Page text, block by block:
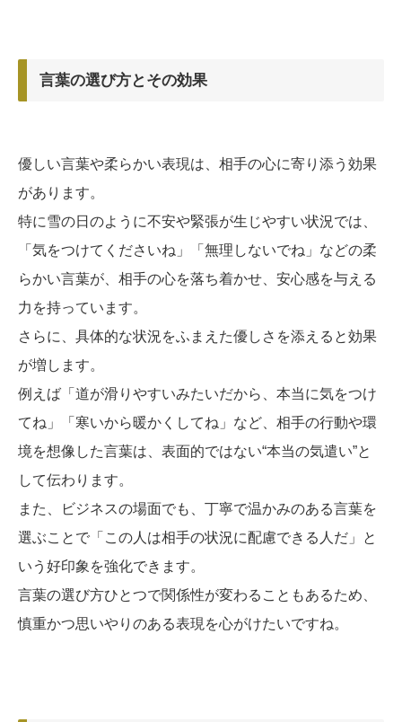
言葉の選び方とその効果
優しい言葉や柔らかい表現は、相手の心に寄り添う効果
があります。
特に雪の日のように不安や緊張が生じやすい状況では、
「気をつけてくださいね」「無理しないでね」などの柔
らかい言葉が、相手の心を落ち着かせ、安心感を与える
力を持っています。
さらに、具体的な状況をふまえた優しさを添えると効果
が増します。
例えば「道が滑りやすいみたいだから、本当に気をつけ
てね」「寒いから暖かくしてね」など、相手の行動や環
境を想像した言葉は、表面的ではない“本当の気遣い”と
して伝わります。
また、ビジネスの場面でも、丁寧で温かみのある言葉を
選ぶことで「この人は相手の状況に配慮できる人だ」と
いう好印象を強化できます。
言葉の選び方ひとつで関係性が変わることもあるため、
慎重かつ思いやりのある表現を心がけたいですね。